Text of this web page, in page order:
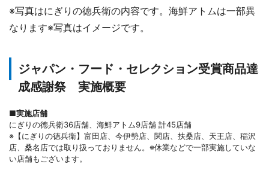
※写真はにぎりの徳兵衛の内容です。海鮮アトムは一部異
なります※写真はイメージです。
ジャパン・フード・セレクション受賞商品達
成感謝祭 実施概要
■実施店舗
にぎりの徳兵衛36店舗、海鮮アトム9店舗 計45店舗
※【にぎりの徳兵衛】富田店、今伊勢店、関店、扶桑店、天王店、稲沢
店、桑名店では取り扱っておりません。※休業などで一部実施していな
い店舗もございます。